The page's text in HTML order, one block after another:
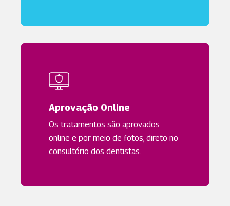
Aprovação Online
Os tratamentos são aprovados
online e por meio de fotos, direto no
consultório dos dentistas.